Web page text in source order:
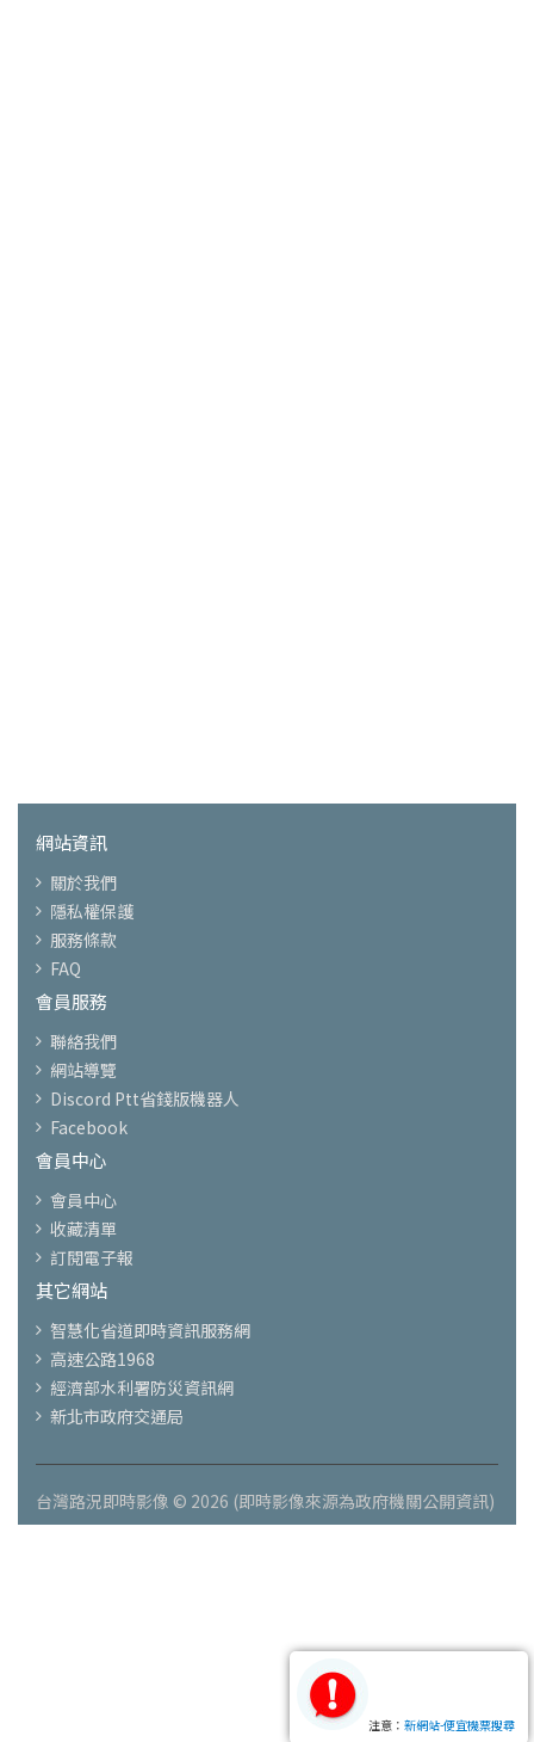
網站資訊
關於我們
隱私權保護
服務條款
FAQ
會員服務
聯絡我們
網站導覽
Discord Ptt省錢版機器人
Facebook
會員中心
會員中心
收藏清單
訂閱電子報
其它網站
智慧化省道即時資訊服務網
高速公路1968
經濟部水利署防災資訊網
新北市政府交通局
台灣路況即時影像 © 2026 (即時影像來源為政府機關公開資訊)
注意： 新網站-便宜機票搜尋